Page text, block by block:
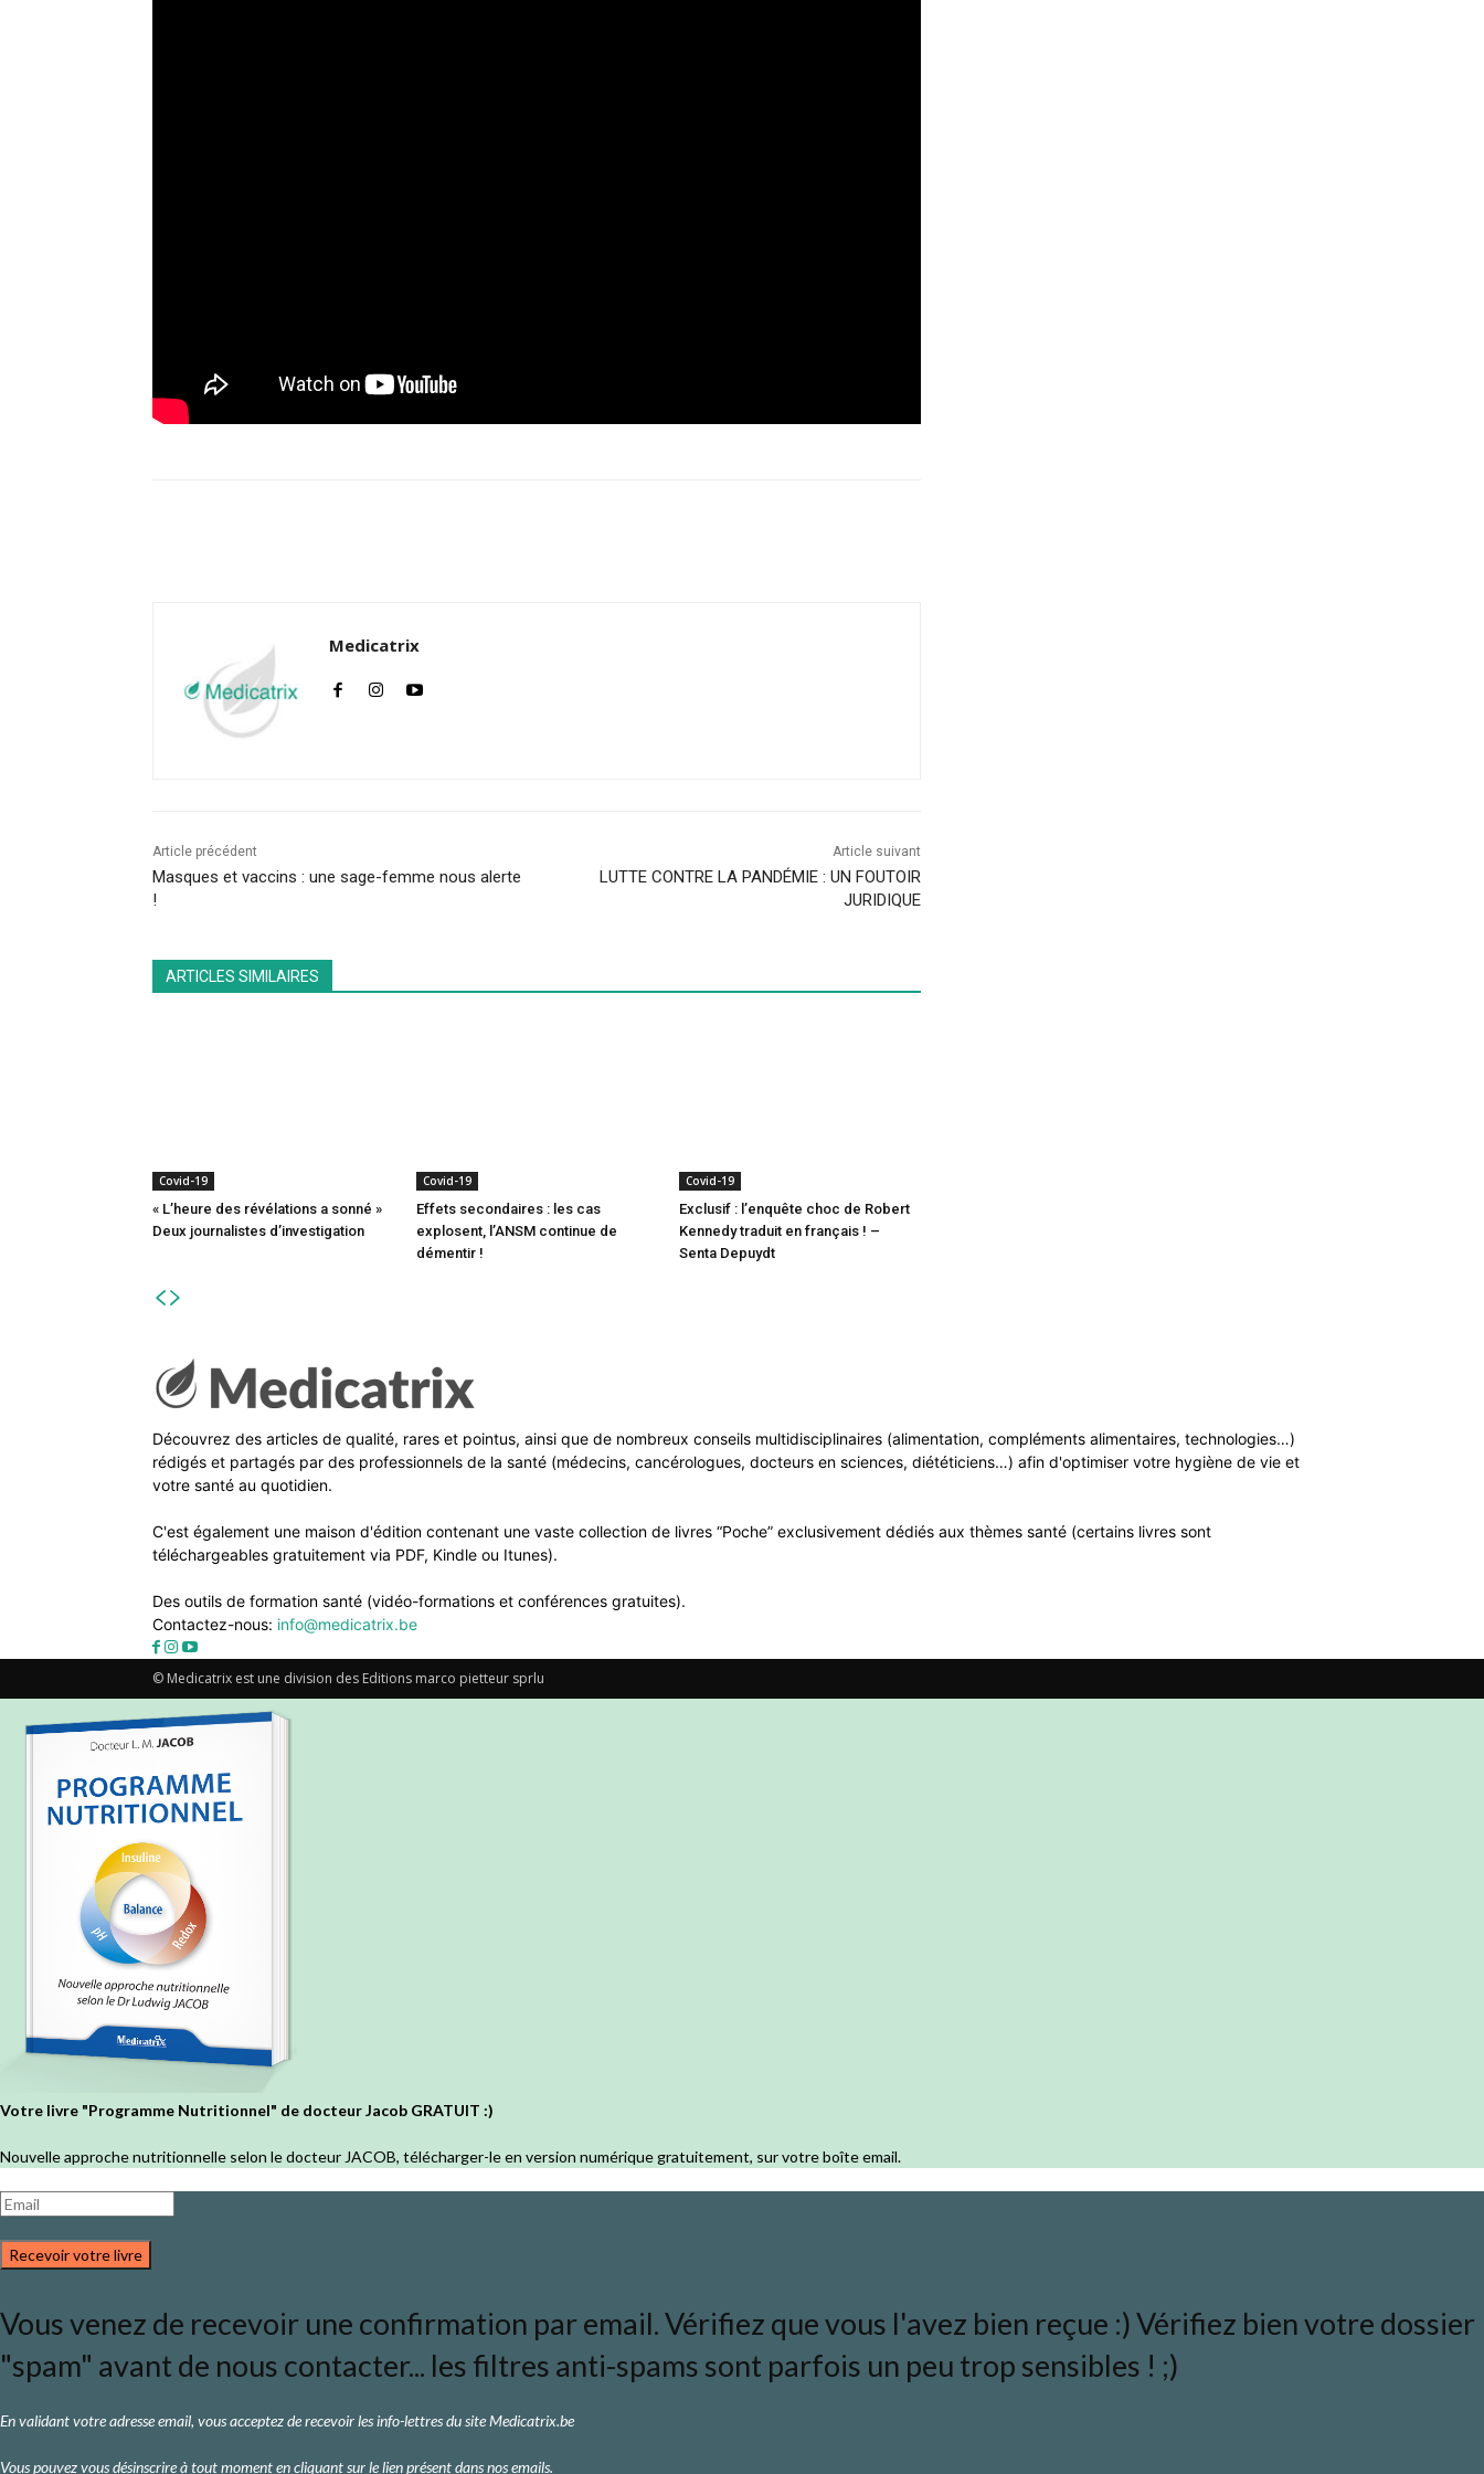
Medicatrix
Article précédent
Masques et vaccins : une sage-femme nous alerte
!
Article suivant
LUTTE CONTRE LA PANDÉMIE : UN FOUTOIR
JURIDIQUE
ARTICLES SIMILAIRES
Covid-19
« L’heure des révélations a sonné »
Deux journalistes d’investigation
Covid-19
Effets secondaires : les cas
explosent, l’ANSM continue de
démentir !
Covid-19
Exclusif : l’enquête choc de Robert
Kennedy traduit en français ! –
Senta Depuydt
Découvrez des articles de qualité, rares et pointus, ainsi que de nombreux conseils multidisciplinaires (alimentation, compléments alimentaires, technologies…)
rédigés et partagés par des professionnels de la santé (médecins, cancérologues, docteurs en sciences, diététiciens…) afin d'optimiser votre hygiène de vie et
votre santé au quotidien.
C'est également une maison d'édition contenant une vaste collection de livres “Poche” exclusivement dédiés aux thèmes santé (certains livres sont
téléchargeables gratuitement via PDF, Kindle ou Itunes).
Des outils de formation santé (vidéo-formations et conférences gratuites).
Contactez-nous: info@medicatrix.be
© Medicatrix est une division des Editions marco pietteur sprlu
Votre livre "Programme Nutritionnel" de docteur Jacob GRATUIT :)
Nouvelle approche nutritionnelle selon le docteur JACOB, télécharger-le en version numérique gratuitement, sur votre boîte email.
Recevoir votre livre
Vous venez de recevoir une confirmation par email. Vérifiez que vous l'avez bien reçue :) Vérifiez bien votre dossier
"spam" avant de nous contacter... les filtres anti-spams sont parfois un peu trop sensibles ! ;)
En validant votre adresse email, vous acceptez de recevoir les info-lettres du site Medicatrix.be
Vous pouvez vous désinscrire à tout moment en cliquant sur le lien présent dans nos emails.